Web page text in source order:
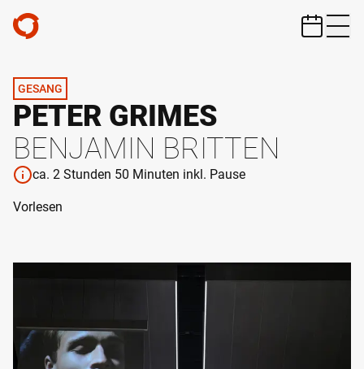
ZUM HAUPTINHALT SPRINGEN
Vorlesen
GESANG
PETER GRIMES
BENJAMIN BRITTEN
ca. 2 Stunden 50 Minuten inkl. Pause